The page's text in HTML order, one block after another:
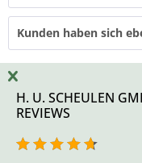
Kunden haben sich
H. U. SCHEULEN
REVIEWS